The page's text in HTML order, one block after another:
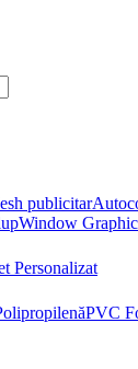
publicitar
Window
Personalizat
PVC